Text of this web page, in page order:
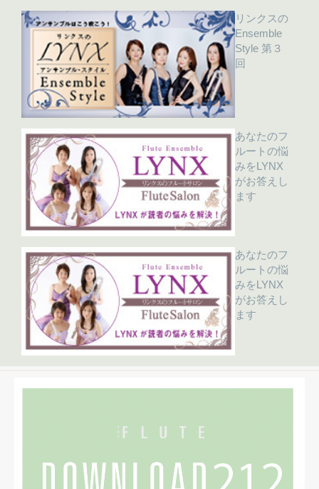
リンクスの
Ensemble
Style 第３
回
あなたのフ
ルートの悩
みをLYNX
がお答えし
ます
あなたのフ
ルートの悩
みをLYNX
がお答えし
ます